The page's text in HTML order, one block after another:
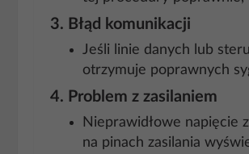
3. Błąd komunikacji
Jeśli linie danych lub
otrzymuje poprawnych
4. Problem z zasilaniem
Nieprawidłowe napięcie
na pinach zasilania